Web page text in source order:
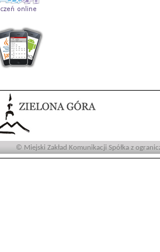
© Miejski Zakład Komunikacji Spółka z